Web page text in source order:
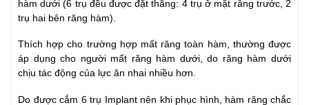
hàm dưới (6 trụ đều được đặt thẳng: 4 trụ ở mặt răng trước, 2
trụ hai bên răng hàm).
Thích hợp cho trường hợp mất răng toàn hàm, thường được
áp dụng cho người mất răng hàm dưới, do răng hàm dưới
chịu tác động của lực ăn nhai nhiều hơn.
Do được cắm 6 trụ Implant nên khi phục hình, hàm răng chắc